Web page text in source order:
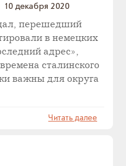
10 декабря 2020
перешедший
в немецких
адрес»,
сталинского
важны для округа
Читать далее